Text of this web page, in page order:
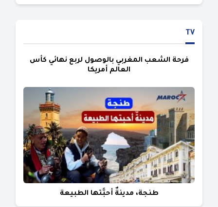
TV
فرحة الشعب المغربي بالوصول لربع نهائي كأس
العالم أمريكا
طنجة، مدينةٌ أحبَّتها الطبيعة